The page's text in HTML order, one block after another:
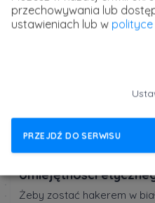
Umiejętności
Żeby zostać hakerem w
przechowywania lub
ustawieniach lub w
PRZEJDŹ DO SERWISU